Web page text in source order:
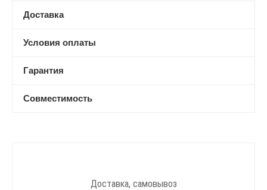
Доставка
Условия оплаты
Гарантия
Совместимость
Доставка, самовывоз